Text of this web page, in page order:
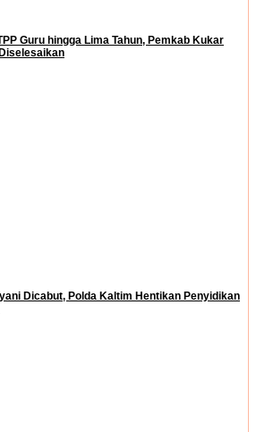
Guru hingga Lima Tahun, Pemkab Kukar
Dicabut, Polda Kaltim Hentikan Penyidikan